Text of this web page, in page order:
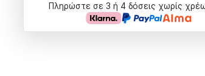
Πληρώστε σε 3 ή 4 δόσεις χωρίς